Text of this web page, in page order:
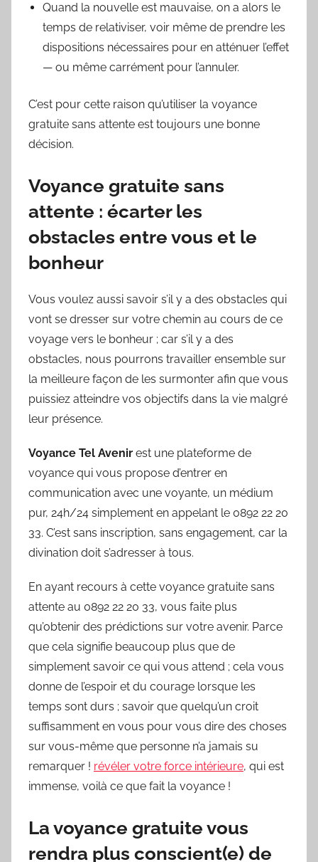
Quand la nouvelle est mauvaise, on a alors le
temps de relativiser, voir même de prendre les
dispositions nécessaires pour en atténuer l’effet
— ou même carrément pour l’annuler.
C’est pour cette raison qu’utiliser la voyance
gratuite sans attente est toujours une bonne
décision.
Voyance gratuite sans
attente : écarter les
obstacles entre vous et le
bonheur
Vous voulez aussi savoir s’il y a des obstacles qui
vont se dresser sur votre chemin au cours de ce
voyage vers le bonheur ; car s’il y a des
obstacles, nous pourrons travailler ensemble sur
la meilleure façon de les surmonter afin que vous
puissiez atteindre vos objectifs dans la vie malgré
leur présence.
Voyance Tel Avenir est une plateforme de
voyance qui vous propose d’entrer en
communication avec une voyante, un médium
pur, 24h/24 simplement en appelant le 0892 22 20
33. C’est sans inscription, sans engagement, car la
divination doit s’adresser à tous.
En ayant recours à cette voyance gratuite sans
attente au 0892 22 20 33, vous faite plus
qu’obtenir des prédictions sur votre avenir. Parce
que cela signifie beaucoup plus que de
simplement savoir ce qui vous attend ; cela vous
donne de l’espoir et du courage lorsque les
temps sont durs ; savoir que quelqu’un croit
suffisamment en vous pour vous dire des choses
sur vous-même que personne n’a jamais su
remarquer ! révéler votre force intérieure, qui est
immense, voilà ce que fait la voyance !
La voyance gratuite vous
rendra plus conscient(e) de